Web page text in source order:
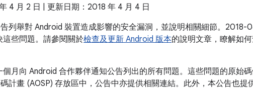
4 月 2 日 | 更新日期：2018 年 4 月 4 日
列舉對 Android 裝置造成影響的安全漏洞，並說明相關細節。2018-
些問題。請參閱關於檢查及更新 Android 版本的說明文章，瞭解如
月向 Android 合作夥伴通知公告列出的所有問題。這些問題的原始
計畫 (AOSP) 存放區中，公告中亦提供相關連結。此外，本公告也提